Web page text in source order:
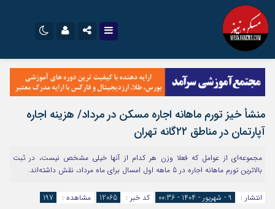
اینستاگرام
تلگرام
سروش
ایتا
آپارات
اپلیکیشن
نام کاربری یا نشانی ایمیل
رمز عبور
مرا به خاطر بسپار
منشأ خیز تورم ماهانه اجاره مسکن در مرداد/ هزینه اجاره
آپارتمان در مناطق ۲۲گانه تهران
مجموعه‌ای از عوامل که فعلا وزن هر کدام از آنها خیلی مشخص نیست، در ثبت
بالاترین تورم ماهانه اجاره در 5 ماهه اول امسال برای ماه مرداد، نقش داشته‌اند.
انتشار : 9 - شهریور - 1404 - 00:36 کد خبر : 12065 مشاهده : 197